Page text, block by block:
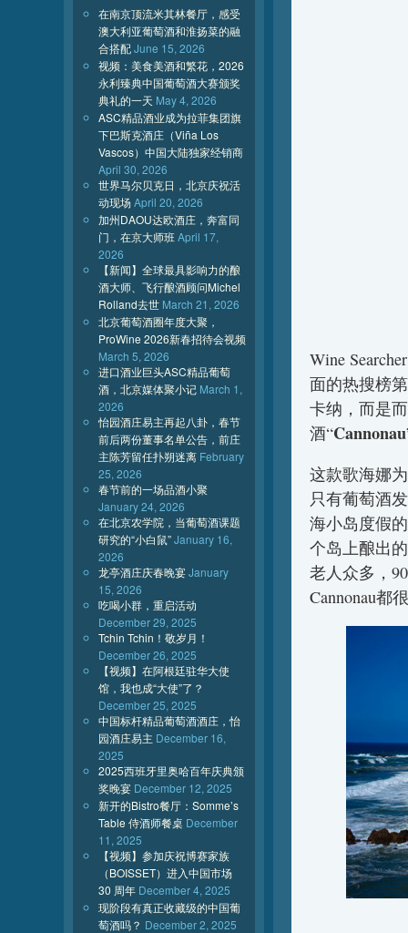
Wine
面的热搜榜
卡纳，而是
酒“Cannonau
这款歌海娜
只有葡萄酒
海小岛度假
个岛上酿出
老人众多，
Cannonau都
在南京顶流米其林餐厅，感受
澳大利亚葡萄酒和淮扬菜的融
合搭配June 15, 2026
视频：美食美酒和繁花，2026
永利臻典中国葡萄酒大赛颁奖
典礼的一天 May 4, 2026
ASC精品酒业成为拉菲集团旗
下巴斯克酒庄（Viña Los
Vascos）中国大陆独家经销商
April 30, 2026
世界马尔贝克日，北京庆祝活
动现场April 20, 2026
加州DAOU达欧酒庄，奔富同
门，在京大师班 April 17,
2026
【新闻】全球最具影响力的酿
酒大师、飞行酿酒顾问Michel
Rolland去世 March 21, 2026
北京葡萄酒圈年度大聚，
ProWine 2026新春招待会视频
March 5, 2026
进口酒业巨头ASC精品葡萄
酒，北京媒体聚小记 March 1,
2026
怡园酒庄易主再起八卦，春节
前后两份董事名单公告，前庄
主陈芳留任扑朔迷离 February
25, 2026
春节前的一场品酒小聚
January 24, 2026
在北京农学院，当葡萄酒课题
研究的“小白鼠”January 16,
2026
龙亭酒庄庆春晚宴January
15, 2026
吃喝小群，重启活动
December 29, 2025
Tchin Tchin！敬岁月！
December 26, 2025
【视频】在阿根廷驻华大使
馆，我也成“大使”了？
December 25, 2025
中国标杆精品葡萄酒酒庄，怡
园酒庄易主 December 16,
2025
2025西班牙里奥哈百年庆典颁
奖晚宴 December 12, 2025
新开的Bistro餐厅：Somme’s
Table 侍酒师餐桌 December
11, 2025
【视频】参加庆祝博赛家族
（BOISSET）进入中国市场
30 周年 December 4, 2025
现阶段有真正收藏级的中国葡
萄酒吗？ December 2, 2025